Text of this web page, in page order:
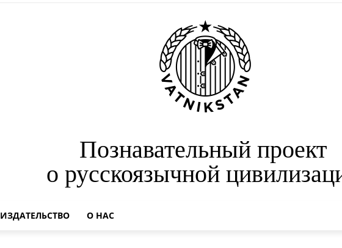
Познавательный проект
о русскоязычной
ИЗДАТЕЛЬСТВО О НАС